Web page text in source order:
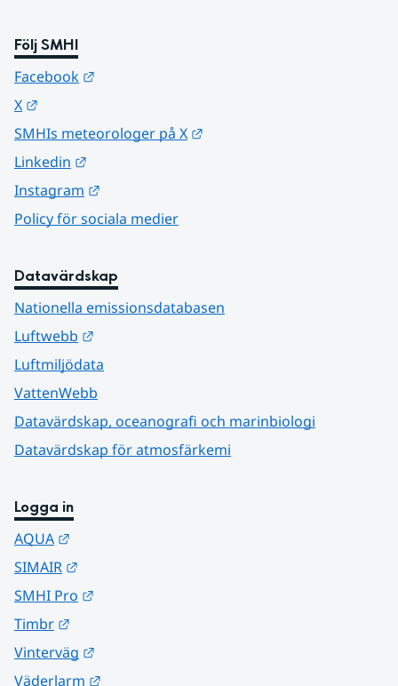
Följ SMHI
Facebook
X
SMHIs meteorologer på X
Linkedin
Instagram
Policy för sociala medier
Datavärdskap
Nationella emissionsdatabasen
Luftwebb
Luftmiljödata
VattenWebb
Datavärdskap, oceanografi och marinbiologi
Datavärdskap för atmosfärkemi
Logga in
AQUA
SIMAIR
SMHI Pro
Timbr
Vinterväg
Väderlarm